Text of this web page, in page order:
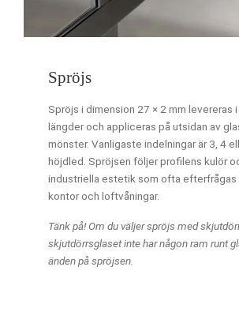
Spröjs
Spröjs i dimension 27 × 2 mm levereras
längder och appliceras på utsidan av
mönster. Vanligaste indelningar är 3, 4
höjdled. Spröjsen följer profilens kulör
industriella estetik som ofta efterfrågas
kontor och loftvåningar.
Tänk på! Om du väljer spröjs med
skjutdörrsglaset inte har någon ram runt
änden på spröjsen.